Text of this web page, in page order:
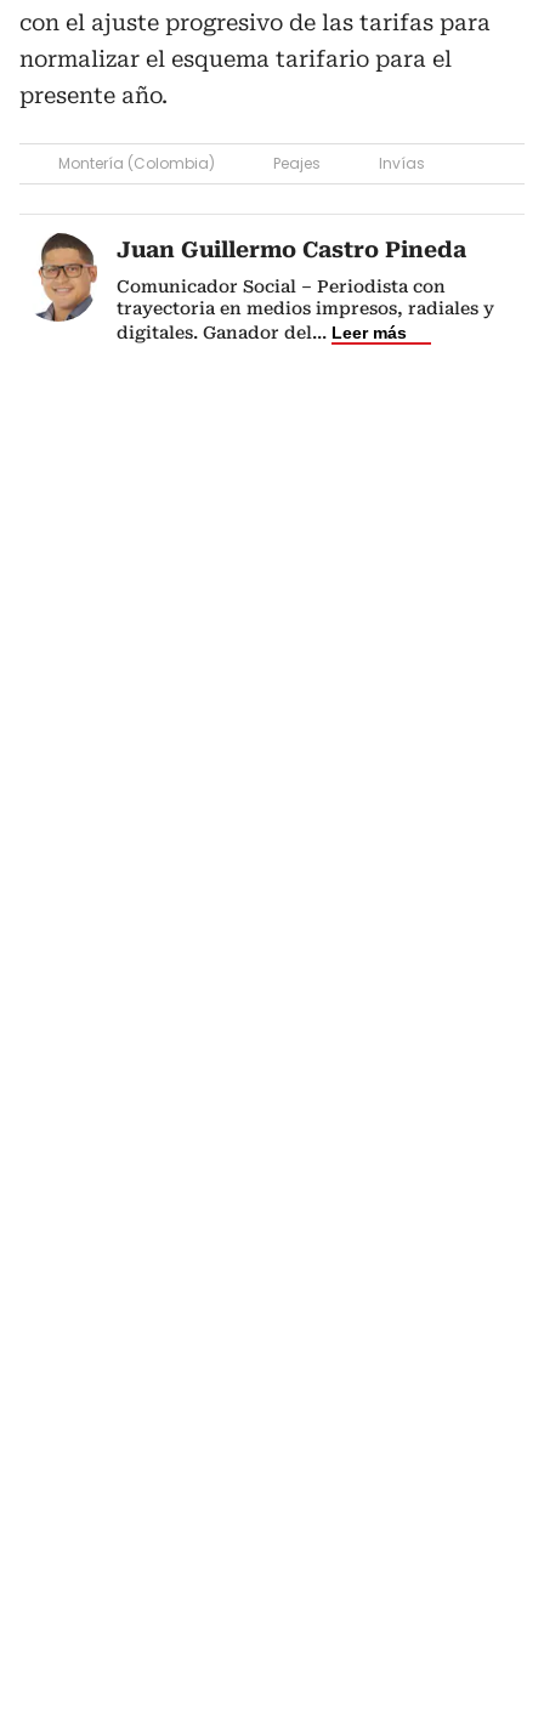
con el ajuste progresivo de las tarifas para
normalizar el esquema tarifario para el
presente año.
Montería (Colombia) Peajes Invías
Juan Guillermo Castro Pineda
Comunicador Social – Periodista con
trayectoria en medios impresos, radiales y
digitales. Ganador del... Leer más